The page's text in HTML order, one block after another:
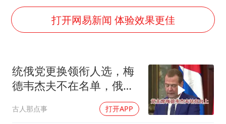
酒店回应车内过夜被收150元
黄金牛市回来了吗
商场现钱学森巨幅海报 负责人回应
全民健身事业高质量发展
打开网易新闻 体验效果更佳
统俄党更换领衔人选，梅
德韦杰夫不在名单，俄政
坛释放出什么信号？
古人那点事 打开APP